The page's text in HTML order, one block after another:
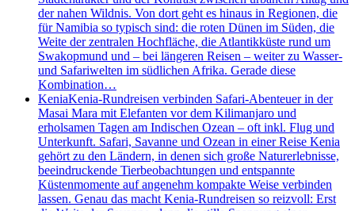
der nahen Wildnis. Von dort geht es hinaus in Regionen, die
für Namibia so typisch sind: die roten Dünen im Süden, die
Weite der zentralen Hochfläche, die Atlantikküste rund um
Swakopmund und – bei längeren Reisen – weiter zu Wasser-
und Safariwelten im südlichen Afrika. Gerade diese
Kombination…
KeniaKenia-Rundreisen verbinden Safari-Abenteuer in der
Masai Mara mit Elefanten vor dem Kilimanjaro und
erholsamen Tagen am Indischen Ozean – oft inkl. Flug und
Unterkunft. Safari, Savanne und Ozean in einer Reise Kenia
gehört zu den Ländern, in denen sich große Naturerlebnisse,
beeindruckende Tierbeobachtungen und entspannte
Küstenmomente auf angenehm kompakte Weise verbinden
lassen. Genau das macht Kenia-Rundreisen so reizvoll: Erst